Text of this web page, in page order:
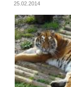
25.02.2014